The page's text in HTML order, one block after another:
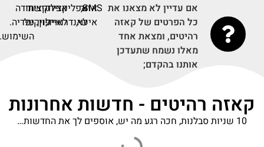
אם עדיין לא מצאנו את
כל הפרטים של קאזה
רהיטים, ומצאת אחד
מאלו נשמח שתעדכן
אותנו בהקדם;
SMS,
אזור
אישי,
אפליקציה
לאנדרואיד,
אפליקציה
לאייפון,
קישור
לויקיפדיה.
תודה
על
השימוש.
קאזה רהיטים - חדשות אחרונות
10 שניות סבלנות, חכה רגע מה יש, אוספים לך את החדשות…